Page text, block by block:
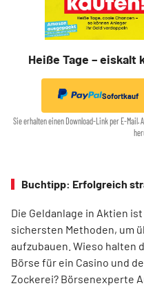
Heiße Tage – eiskalt
Sofortkauf
Sie erhalten einen Download-Link per E-Mail.
Buchtipp: Erfolgreich
Die Geldanlage in Aktien
sichersten Methoden, um
aufzubauen. Wieso halten
Börse für ein Casino und
Zockerei? Börsenexperte